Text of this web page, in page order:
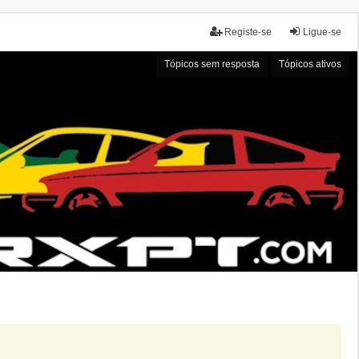
Ligue-se
Registe-se
Tópicos sem resposta Tópicos ativos